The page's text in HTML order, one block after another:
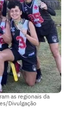
as regionais da
Divulgação